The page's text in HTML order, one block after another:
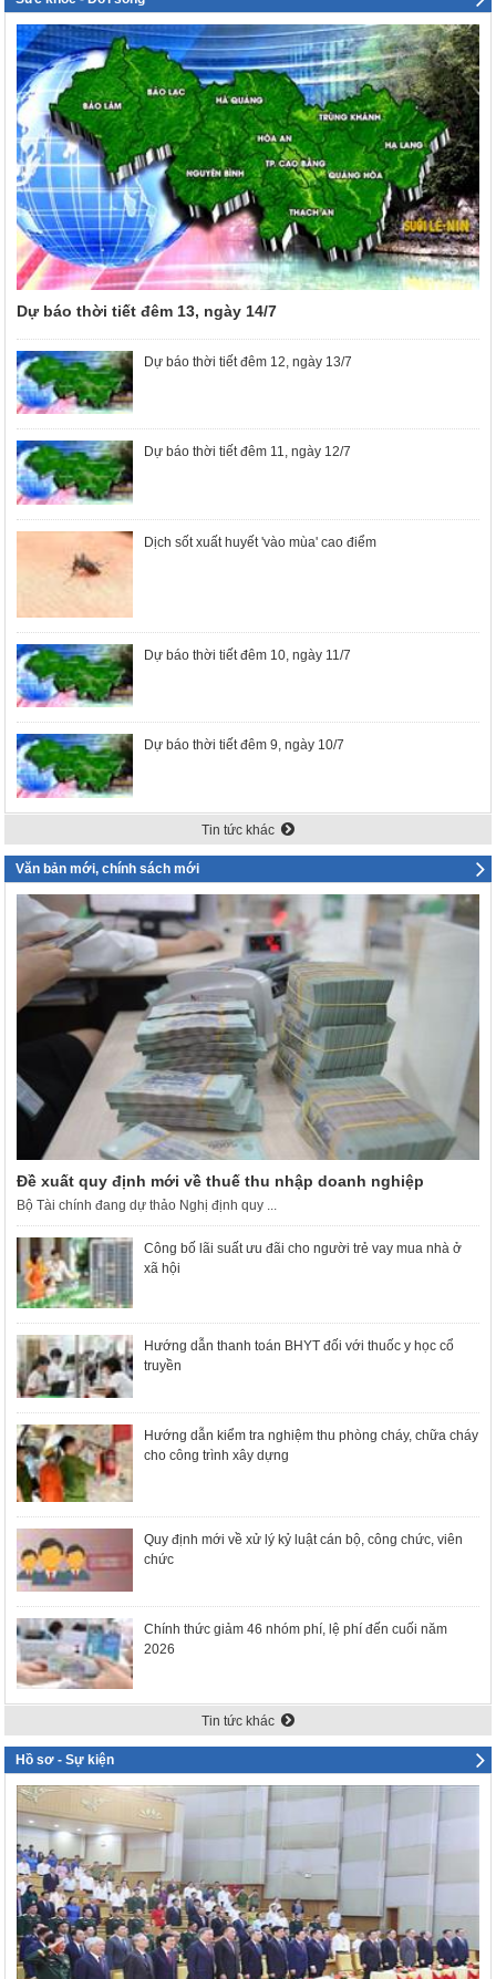
Dự báo thời tiết đêm 13, ngày 14/7
Dự báo thời tiết đêm 12, ngày 13/7
Dự báo thời tiết đêm 11, ngày 12/7
Dịch sốt xuất huyết 'vào mùa' cao điểm
Dự báo thời tiết đêm 10, ngày 11/7
Dự báo thời tiết đêm 9, ngày 10/7
Tin tức khác
Văn bản mới, chính sách mới
Đề xuất quy định mới về thuế thu nhập doanh nghiệp
Bộ Tài chính đang dự thảo Nghị định quy ...
Công bố lãi suất ưu đãi cho người trẻ vay mua nhà ở
xã hội
Hướng dẫn thanh toán BHYT đối với thuốc y học cổ
truyền
Hướng dẫn kiểm tra nghiệm thu phòng cháy, chữa cháy
cho công trình xây dựng
Quy định mới về xử lý kỷ luật cán bộ, công chức, viên
chức
Chính thức giảm 46 nhóm phí, lệ phí đến cuối năm
2026
Tin tức khác
Hồ sơ - Sự kiện